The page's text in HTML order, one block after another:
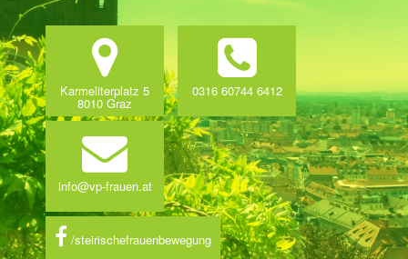
Karmeliterplatz 5
8010 Graz
0316 60744 6412
info@vp-frauen.at
/steirischefrauenbewegung